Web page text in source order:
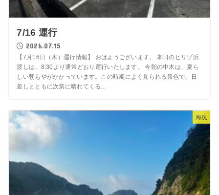
7/16 運行
2026.07.15
【7月16日（木）運行情報】 おはようございます。 本日のヒリゾ浜
渡しは、8:30より通常どおり運行いたします。 今朝の中木は、夏ら
しい朝もやがかかっています。この時期によく見られる景色で、日
差しとともに次第に晴れてくる...
海況